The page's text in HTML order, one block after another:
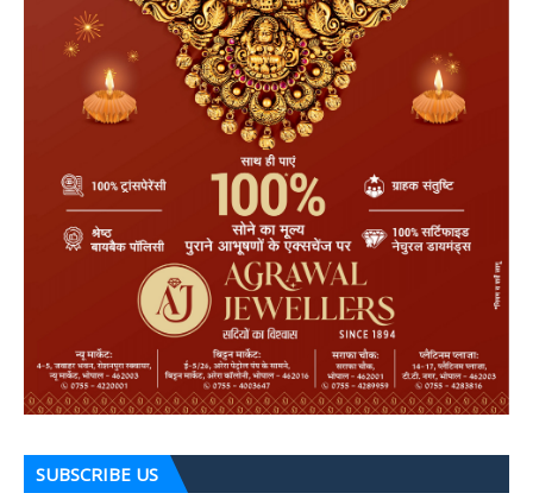
SUBSCRIBE US